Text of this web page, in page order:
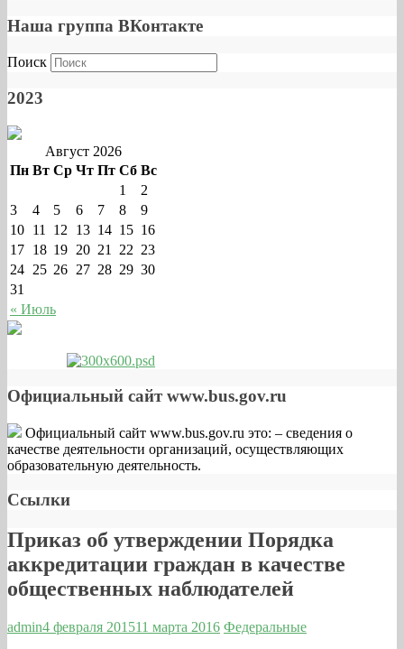
Наша группа ВКонтакте
Поиск
2023
Август 2026
Пн Вт Ср Чт Пт Сб Вс
« Июль
1
2
3
4 5 6 7 8
9
10 11 12 13 14 15 16
17 18 19 20 21 22 23
24 25 26 27 28 29 30
31
Официальный сайт www.bus.gov.ru
Официальный сайт www.bus.gov.ru это: – cведения о
качестве деятельности организаций, осуществляющих
образовательную деятельность.
Ссылки
Приказ об утверждении Порядка
аккредитации граждан в качестве
общественных наблюдателей
admin4 февраля 201511 марта 2016 Федеральные